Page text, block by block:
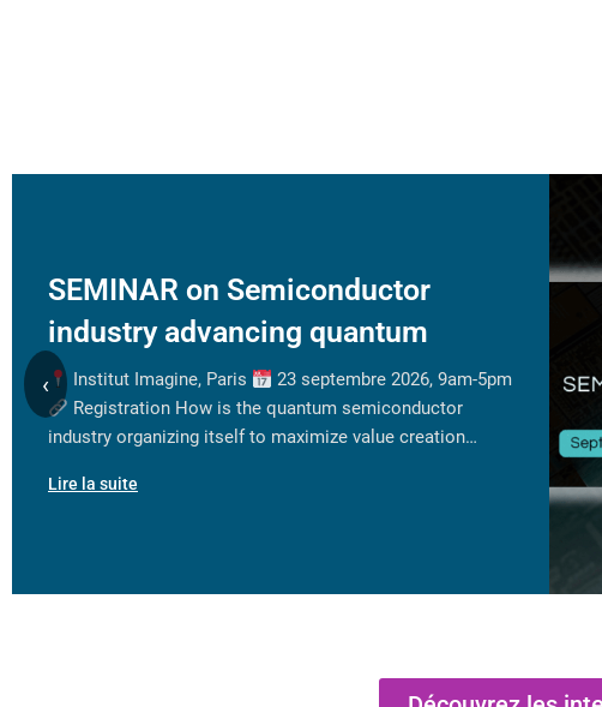
SEMINAR on Semiconductor
industry advancing quantum
Institut Imagine, Paris
23 septembre 2026, 9am-5pm
Registration How is the quantum semiconductor
industry organizing itself to maximize value creation…
Lire la suite
‹